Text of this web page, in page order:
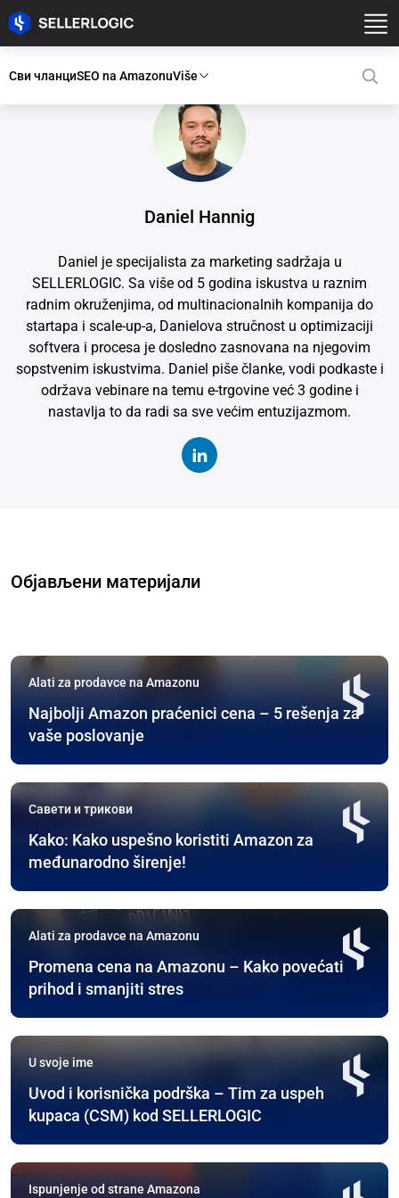
Сви чланциSEO na AmazonuViše
Daniel Hannig
Daniel je specijalista za marketing sadržaja u
SELLERLOGIC. Sa više od 5 godina iskustva u raznim
radnim okruženjima, od multinacionalnih kompanija do
startapa i scale-up-a, Danielova stručnost u optimizaciji
softvera i procesa je dosledno zasnovana na njegovim
sopstvenim iskustvima. Daniel piše članke, vodi podkaste i
održava vebinare na temu e-trgovine već 3 godine i
nastavlja to da radi sa sve većim entuzijazmom.
Објављени материјали
Alati za prodavce na Amazonu
Najbolji Amazon praćenici cena – 5 rešenja za
vaše poslovanje
Савети и трикови
Kako: Kako uspešno koristiti Amazon za
međunarodno širenje!
Alati za prodavce na Amazonu
Promena cena na Amazonu – Kako povećati
prihod i smanjiti stres
U svoje ime
Uvod i korisnička podrška – Tim za uspeh
kupaca (CSM) kod SELLERLOGIC
Ispunjenje od strane Amazona